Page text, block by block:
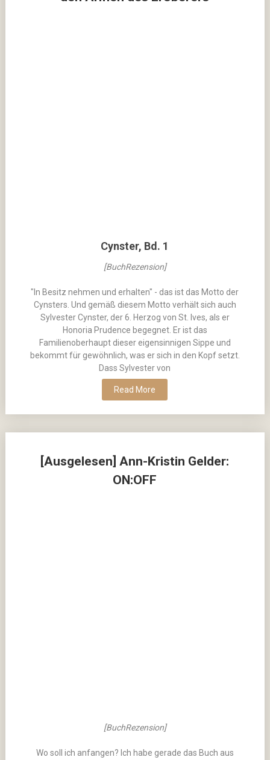
Cynster, Bd. 1
[BuchRezension]
"In Besitz nehmen und erhalten" - das ist das Motto der
Cynsters. Und gemäß diesem Motto verhält sich auch
Sylvester Cynster, der 6. Herzog von St. Ives, als er
Honoria Prudence begegnet. Er ist das
Familienoberhaupt dieser eigensinnigen Sippe und
bekommt für gewöhnlich, was er sich in den Kopf setzt.
Dass Sylvester von
Read More
[Ausgelesen] Ann-Kristin Gelder:
ON:OFF
[BuchRezension]
Wo soll ich anfangen? Ich habe gerade das Buch aus